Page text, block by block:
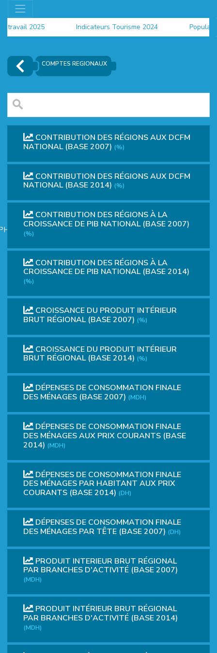
travail 2025 Indicateurs Tourisme 2024
COMPTES REGIONAUX
CONTRIBUTION DES RÉGIONS AUX DCFM
NATIONAL (BASE 2007) (%)
CONTRIBUTION DES RÉGIONS AUX DCFM
NATIONAL (BASE 2014) (%)
CONTRIBUTION DES RÉGIONS À LA
CROISSANCE DE PIB NATIONAL (BASE 2007)
(%)
CONTRIBUTION DES RÉGIONS À LA
CROISSANCE DE PIB NATIONAL (BASE 2014)
(%)
CROISSANCE DU PRODUIT INTÉRIEUR
BRUT RÉGIONAL (BASE 2007) (%)
CROISSANCE DU PRODUIT INTÉRIEUR
BRUT RÉGIONAL (BASE 2014) (%)
DÉPENSES DE CONSOMMATION FINALE
DES MÉNAGES (BASE 2007) (MDH)
DÉPENSES DE CONSOMMATION FINALE
DES MÉNAGES AUX PRIX COURANTS (BASE
2014) (MDH)
DÉPENSES DE CONSOMMATION FINALE
DES MÉNAGES PAR HABITANT AUX PRIX
COURANTS (BASE 2014) (DH)
DÉPENSES DE CONSOMMATION FINALE
DES MÉNAGES PAR TÊTE (BASE 2007) (DH)
PRODUIT INTERIEUR BRUT RÉGIONAL
PAR BRANCHES D'ACTIVITÉ (BASE 2007)
(MDH)
PRODUIT INTÉRIEUR BRUT RÉGIONAL
PAR BRANCHES D'ACTIVITÉ (BASE 2014)
(MDH)